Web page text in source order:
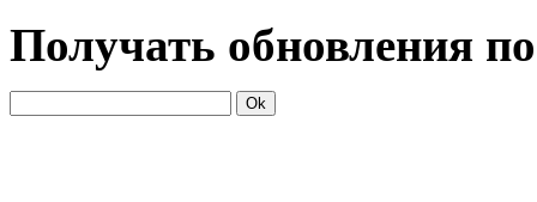
Получать обновления